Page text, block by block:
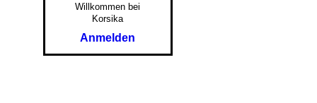
Willkommen bei
Korsika
Anmelden